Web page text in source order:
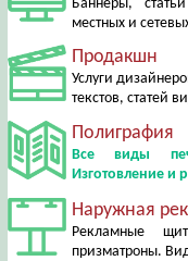
Баннеры,
местных и
Продакшн
Услуги
текстов, статей
Полиграфия
Все виды
Изготовление и
Наружная
Рекламные
призматроны.